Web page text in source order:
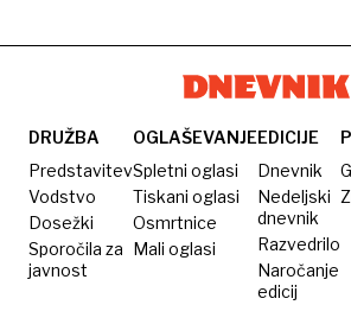
DRUŽBA
Predstavitev
Vodstvo
Dosežki
Sporočila za
javnost
OGLAŠEVANJE
Spletni oglasi
Tiskani oglasi
Osmrtnice
Mali oglasi
EDICIJE
Dnevnik
Nedeljski
dnevnik
Razvedrilo
Naročanje
edicij